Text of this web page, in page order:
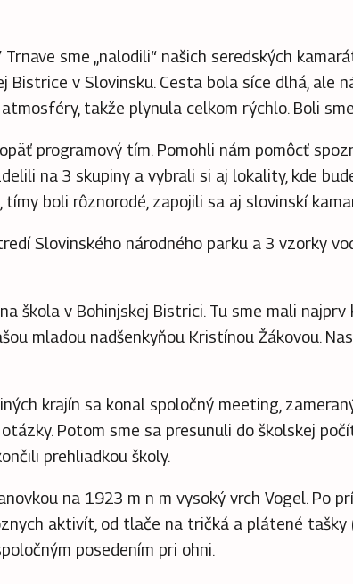
sme „nalodili“ našich seredských
Bistrice v Slovinsku. Cesta bola síce dlhá, ale
takže plynula celkom rýchlo. Boli
programový tím. Pomohli nám pomôcť
na 3 skupiny a vybrali si aj lokality, kde
boli rôznorodé, zapojili sa aj slovinskí
Slovinského národného parku a 3 vzorky
škola v Bohinjskej Bistrici. Tu sme mali
mladou nadšenkyňou Kristínou Žákovou.
krajín sa konal spoločný meeting,
Potom sme sa presunuli do školskej
prehliadkou školy.
na 1923 m n m vysoký vrch Vogel. Po
aktivít, od tlače na tričká a plátené tašky
posedením pri ohni.